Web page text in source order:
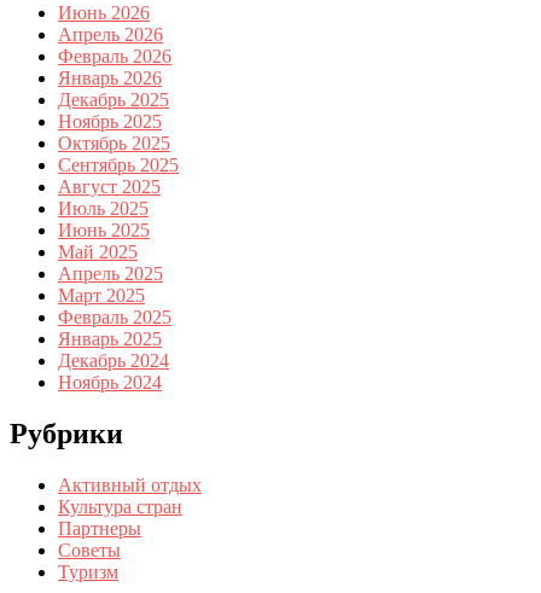
Июнь 2026
Апрель 2026
Февраль 2026
Январь 2026
Декабрь 2025
Ноябрь 2025
Октябрь 2025
Сентябрь 2025
Август 2025
Июль 2025
Июнь 2025
Май 2025
Апрель 2025
Март 2025
Февраль 2025
Январь 2025
Декабрь 2024
Ноябрь 2024
Рубрики
Активный отдых
Культура стран
Партнеры
Советы
Туризм